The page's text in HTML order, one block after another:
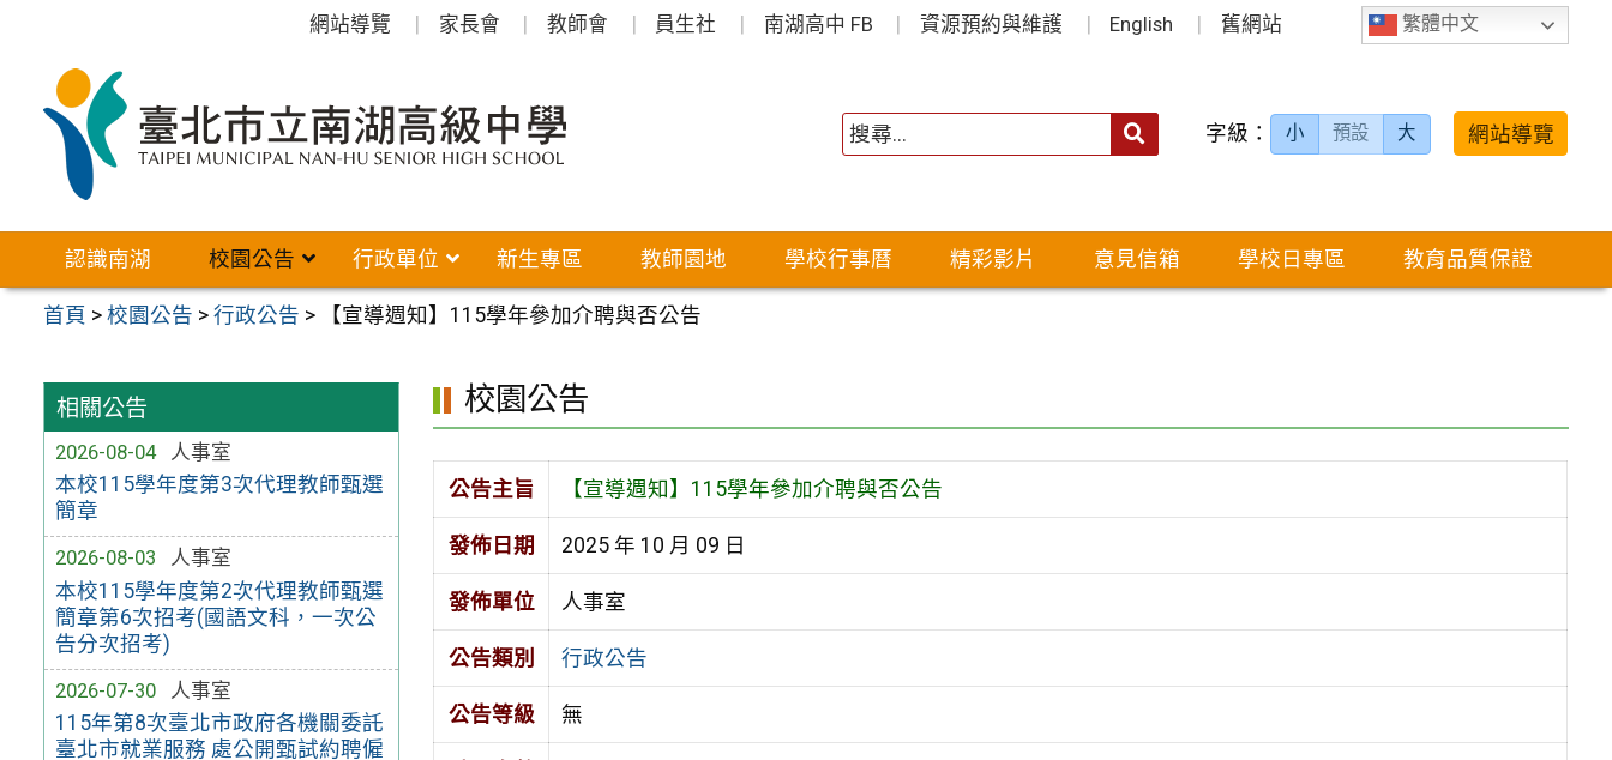
繁體中文
網站導覽 家長會 教師會 員生社 南湖高中 FB 資源預約與維護 English 舊網站
字級： 小 預設 大 網站導覽
認識南湖 校園公告 行政單位 新生專區 教師園地 學校行事曆 精彩影片 意見信箱 學校日專區 教育品質保證
首頁 >校園公告 >行政公告 > 【宣導週知】115學年參加介聘與否公告
相關公告
2026-08-04
人事室
本校115學年度第3次代理教師甄選
簡章
2026-08-03
人事室
本校115學年度第2次代理教師甄選
簡章第6次招考(國語文科，一次公
告分次招考)
2026-07-30
人事室
115年第8次臺北市政府各機關委託
臺北市就業服務 處公開甄試約聘僱
校園公告
公告主旨 【宣導週知】115學年參加介聘與否公告
發佈日期 2025 年 10 月 09 日
發佈單位 人事室
公告類別 行政公告
公告等級 無